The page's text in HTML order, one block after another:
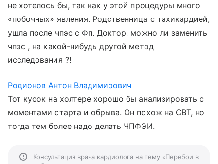
не хотелось бы, так как у этой процедуры много
«побочных» явления. Родственница с тахикардией,
ушла после чпэс с Фп. Доктор, можно ли заменить
чпэс , на какой-нибудь другой метод
исследования ?!
Родионов Антон Владимирович
Тот кусок на холтере хорошо бы анализировать с
моментами старта и обрыва. Он похож на СВТ, но
тогда тем более надо делать ЧПФЭИ.
Консультация врача кардиолога на тему «Перебои в